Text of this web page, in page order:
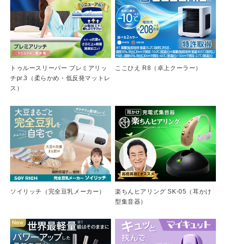
トゥルースリーパー プレミアリッ
チpr.3（柔らかめ・低反発マットレ
ス）
ここひえ R8（卓上クーラー）
ソイリッチ（完全豆乳メーカー）
楽ちんヒアリング SK-05（耳かけ
型集音器）